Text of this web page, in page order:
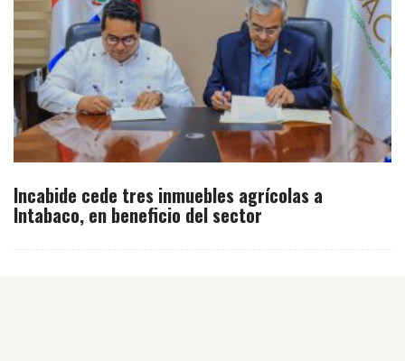
Incabide cede tres inmuebles agrícolas a
Intabaco, en beneficio del sector